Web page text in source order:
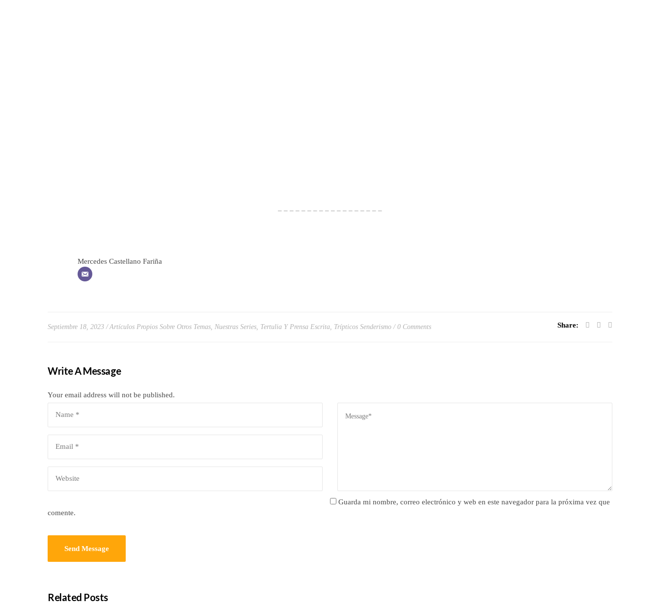
– – – – – – – – – – – – – – – – – –
Mercedes Castellano Fariña
Septiembre 18, 2023 Artículos Propios Sobre Otros Temas Nuestras Series Tertulia Y Prensa Escrita Trípticos Senderismo 0 Comments Share:
Write A Message
Your email address will not be published.
Guarda mi nombre, correo electrónico y web en este navegador para la próxima vez que
comente.
Related Posts